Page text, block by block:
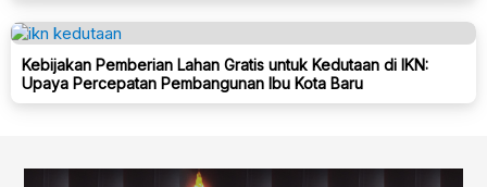
Kebijakan Pemberian Lahan Gratis untuk Kedutaan di IKN:
Upaya Percepatan Pembangunan Ibu Kota Baru